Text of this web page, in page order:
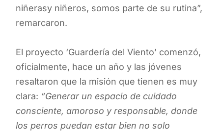
niñerasy niñeros, somos parte de su rutina”,
remarcaron.
El proyecto ‘Guardería del Viento’ comenzó,
oficialmente, hace un año y las jóvenes
resaltaron que la misión que tienen es muy
clara: “Generar un espacio de cuidado
consciente, amoroso y responsable, donde
los perros puedan estar bien no solo